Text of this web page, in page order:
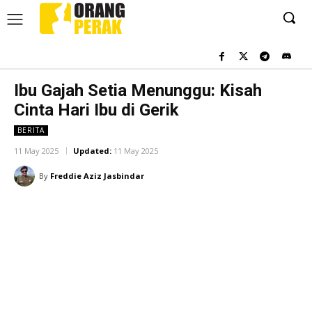
Ibu Gajah Setia Menunggu: Kisah
Cinta Hari Ibu di Gerik
BERITA
11 May 2025 Updated: 11 May 2025
By Freddie Aziz Jasbindar